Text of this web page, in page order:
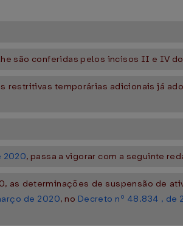
são conferidas pelos incisos II e IV
restritivas temporárias adicionais já
2020, passa a vigorar com a seguinte
as determinações de suspensão de
de 2020, no Decreto nº 48.834 , de